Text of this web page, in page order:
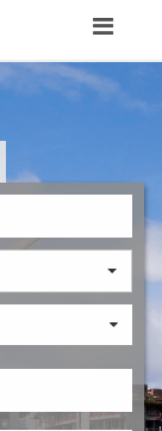
Toggle